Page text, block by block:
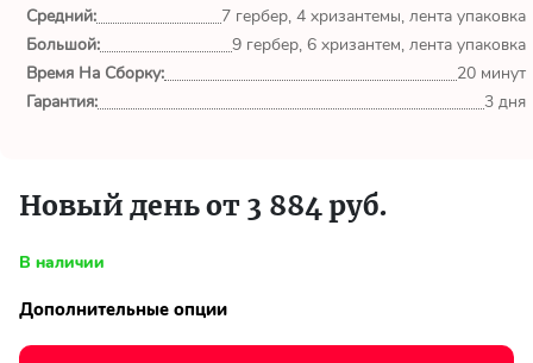
Ульяна
Сахалинская
обл.
вовремя. Не подвели. Цветы
свежие. Спасибо.
Тымовское,
Сахалинская
обл.
Средний:
7 гербер, 4 хризантемы, лента упаковка
Большой:
9 гербер, 6 хризантем, лента упаковка
Время На Сборку:
20 минут
Гарантия:
3 дня
Новый день от 3 884 руб.
В наличии
Дополнительные опции